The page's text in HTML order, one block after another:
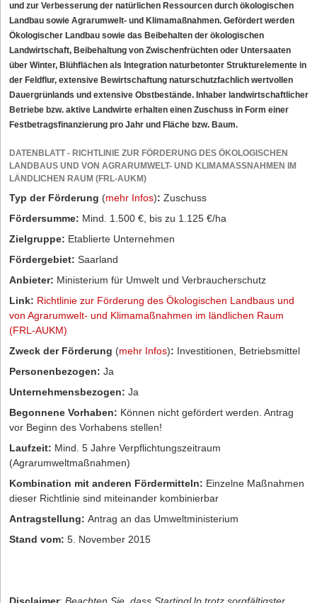
und zur Verbesserung der natürlichen Ressourcen durch ökologischen
Landbau sowie Agrarumwelt- und Klimamaßnahmen. Gefördert werden
Ökologischer Landbau sowie das Beibehalten der ökologischen
Landwirtschaft, Beibehaltung von Zwischenfrüchten oder Untersaaten
über Winter, Blühflächen als Integration naturbetonter Strukturelemente in
der Feldflur, extensive Bewirtschaftung naturschutzfachlich wertvollen
Dauergrünlands und extensive Obstbestände. Inhaber landwirtschaftlicher
Betriebe bzw. aktive Landwirte erhalten einen Zuschuss in Form einer
Festbetragsfinanzierung pro Jahr und Fläche bzw. Baum.
DATENBLATT - RICHTLINIE ZUR FÖRDERUNG DES ÖKOLOGISCHEN
LANDBAUS UND VON AGRARUMWELT- UND KLIMAMASSNAHMEN IM L
ÄNDLICHEN RAUM (FRL-AUKM)
Typ der Förderung (mehr Infos): Zuschuss
Fördersumme: Mind. 1.500 €, bis zu 1.125 €/ha
Zielgruppe: Etablierte Unternehmen
Fördergebiet: Saarland
Anbieter: Ministerium für Umwelt und Verbraucherschutz
Link: Richtlinie zur Förderung des Ökologischen Landbaus und
von Agrarumwelt- und Klimamaßnahmen im ländlichen Raum
(FRL-AUKM)
Zweck der Förderung (mehr Infos): Investitionen, Betriebsmittel
Personenbezogen: Ja
Unternehmensbezogen: Ja
Begonnene Vorhaben: Können nicht gefördert werden. Antrag
vor Beginn des Vorhabens stellen!
Laufzeit: Mind. 5 Jahre Verpflichtungszeitraum
(Agrarumweltmaßnahmen)
Kombination mit anderen Fördermitteln: Einzelne Maßnahmen
dieser Richtlinie sind miteinander kombinierbar
Antragstellung: Antrag an das Umweltministerium
Stand vom: 5. November 2015